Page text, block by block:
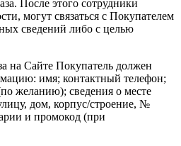
После этого сотрудники
могут связаться с Покупателем
сведений либо с целью
на Сайте Покупатель должен
имя; контактный телефон;
желанию); сведения о месте
дом, корпус/строение, №
и промокод (при